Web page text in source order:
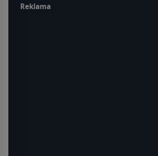
Reklama